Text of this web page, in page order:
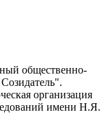
общественно-
организация
имени Н.Я.